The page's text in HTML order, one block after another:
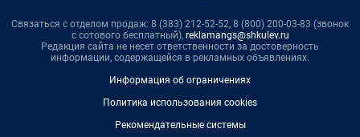
Связаться с отделом продаж: 8 (383) 212-52-52, 8 (800) 200-03-83 (звонок
с сотового бесплатный), reklamangs@shkulev.ru
Редакция сайта не несет ответственности за достоверность
информации, содержащейся в рекламных объявлениях.
Информация об ограничениях
Политика использования cookies
Рекомендательные системы